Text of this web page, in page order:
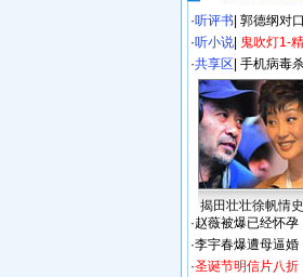
·听评书 郭德纲对
·听小说 鬼吹灯1-
·共享区 手机病毒
揭田壮壮徐帆情史
·赵薇被爆已经怀孕
·李宇春爆遭母逼婚
·圣诞节明信片八折